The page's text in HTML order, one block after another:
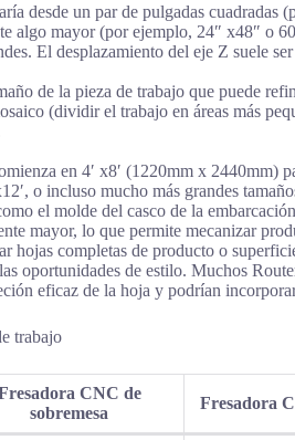
desde un par de pulgadas cuadradas
algo mayor (por ejemplo, 24″ x48″ o
El desplazamiento del eje Z suele
de la pieza de trabajo que puede
(dividir el trabajo en áreas más
en 4′ x8′ (1220mm x 2440mm)
o incluso mucho más grandes
el molde del casco de la
mayor, lo que permite mecanizar
hojas completas de producto o
oportunidades de estilo. Muchos
eficaz de la hoja y podrían
trabajo
CNC de
sobremesa
Fresadora